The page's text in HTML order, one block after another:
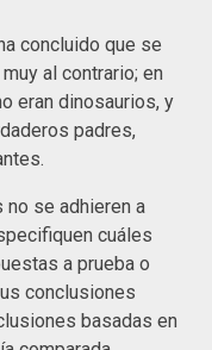
concluido que se
al contrario; en
eran dinosaurios, y
padres,
no se adhieren a
cuáles
a prueba o
conclusiones
basadas en